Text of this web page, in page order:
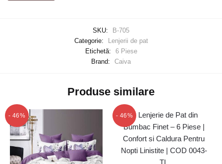
SKU:
B-705
Categorie:
Lenjerii de pat
Etichetă:
6 Piese
Brand:
Caiva
Produse similare
- 46% - 46%